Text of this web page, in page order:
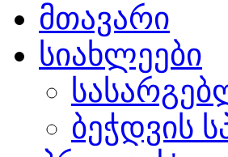
მთავარი
სიახლეები
ბეჭდვის